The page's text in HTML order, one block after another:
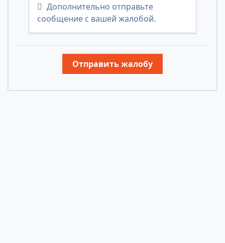
Дополнительно отправьте
сообщение с вашей жалобой.
Отправить жалобу